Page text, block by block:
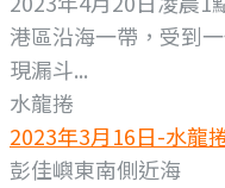
港區沿海一帶，受到
現漏斗...
水龍捲
2023年3月16日-水龍
彭佳嶼東南側近海